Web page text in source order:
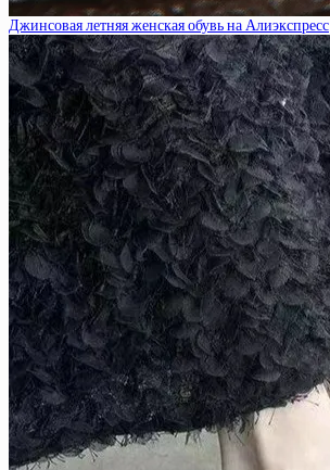
Джинсовая летняя женская обувь на Алиэкспресс